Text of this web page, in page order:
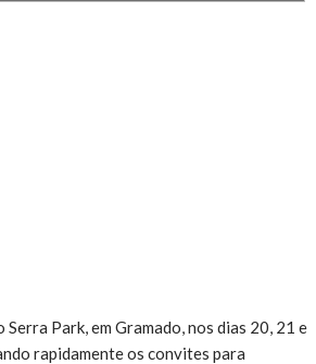
Park, em Gramado, nos dias 20, 21 e
rapidamente os convites para